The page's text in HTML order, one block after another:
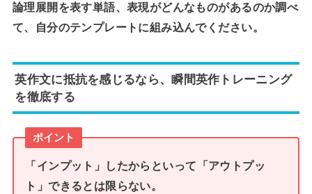
論理展開を表す単語、表現がどんなものがあるのか調べ
て、自分のテンプレートに組み込んでください。
英作文に抵抗を感じるなら、瞬間英作トレーニング
を徹底する
ポイント
「インプット」したからといって「アウトプッ
ト」できるとは限らない。